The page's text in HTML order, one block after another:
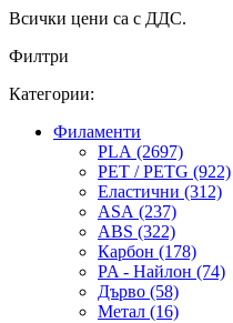
Всички цени са с ДДС.
Филтри
Категории:
Филаменти
PLA (2697)
PET / PETG (922)
Еластични (312)
ASA (237)
ABS (322)
Карбон (178)
PA - Найлон (74)
Дърво (58)
Метал (16)